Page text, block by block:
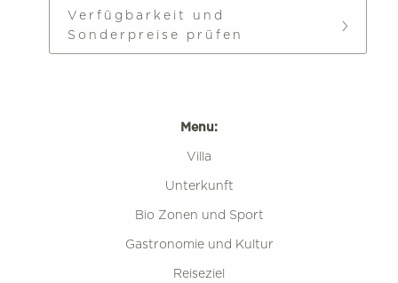
Verfügbarkeit und
Sonderpreise prüfen
Menu:
Villa
Unterkunft
Bio Zonen und Sport
Gastronomie und Kultur
Reiseziel